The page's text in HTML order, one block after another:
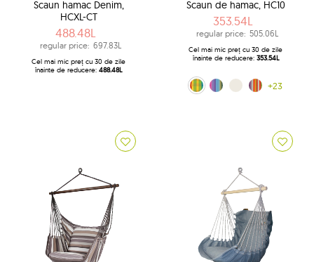
Scaun hamac Denim,
HCXL-CT
488.48L
regular price: 697.83L
Cel mai mic preț cu 30 de zile
înainte de reducere: 488.48L
Scaun de hamac, HC10
353.54L
regular price: 505.06L
Cel mai mic preț cu 30 de zile
înainte de reducere: 353.54L
Viva Mexico (154C)
Multiple (160)
ecru (209)
Costa Rica (217)
+23